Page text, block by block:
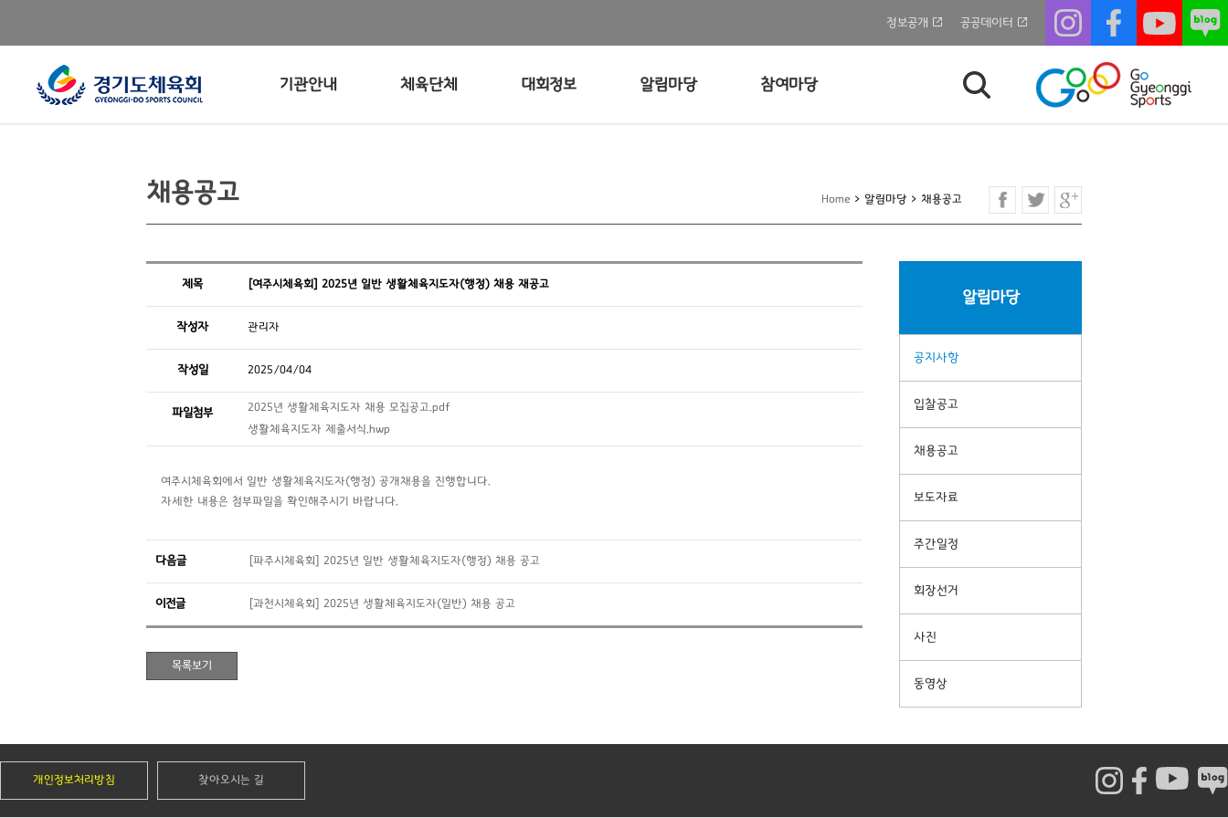
정보공개 공공데이터
기관안내 체육단체 대회정보 알림마당 참여마당
Home > 알림마당 > 채용공고
채용공고
알림마당
공지사항
입찰공고
채용공고
보도자료
주간일정
회장선거
사진
동영상
제목 [여주시체육회] 2025년 일반 생활체육지도자(행정) 채용 재공고
작성자 관리자
작성일 2025/04/04
파일첨부
2025년 생활체육지도자 채용 모집공고.pdf
생활체육지도자 제출서식.hwp
여주시체육회에서 일반 생활체육지도자(행정) 공개채용을 진행합니다.
자세한 내용은 첨부파일을 확인해주시기 바랍니다.
다음글 [파주시체육회] 2025년 일반 생활체육지도자(행정) 채용 공고
이전글 [과천시체육회] 2025년 생활체육지도자(일반) 채용 공고
개인정보처리방침 찾아오시는 길